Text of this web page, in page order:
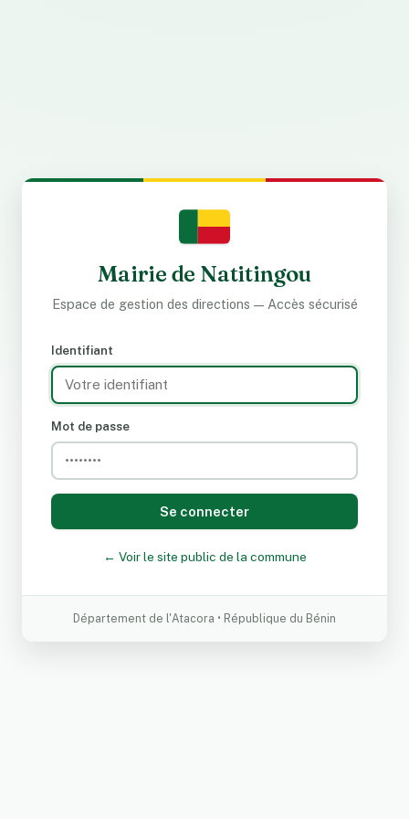
Mairie de Natitingou
Espace de gestion des directions — Accès sécurisé
Identifiant
Mot de passe
Se connecter
← Voir le site public de la commune
Département de l'Atacora • République du Bénin